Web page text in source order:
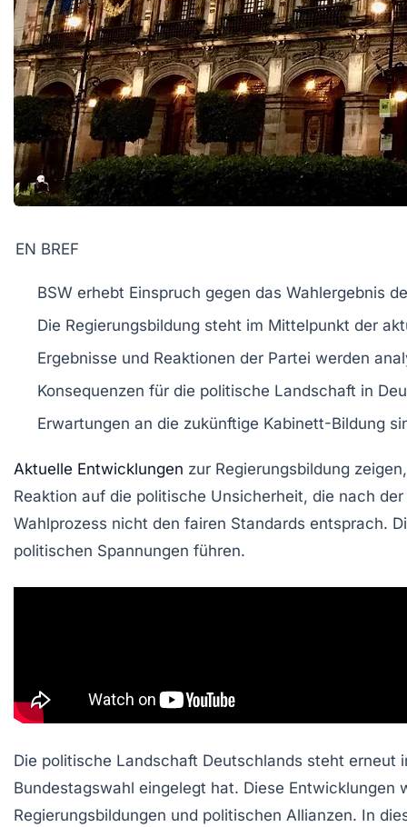
EN BREF
BSW erhebt Einspruch gegen das Wahlergebnis
Die Regierungsbildung steht im Mittelpunkt der
Ergebnisse und Reaktionen der Partei werden
Konsequenzen für die politische Landschaft in
Erwartungen an die zukünftige Kabinett-Bildung
Aktuelle Entwicklungen zur Regierungsbildung
Reaktion auf die politische Unsicherheit, die nach
Wahlprozess nicht den fairen Standards entsprach.
politischen Spannungen führen.
Die politische Landschaft Deutschlands steht erneut
Bundestagswahl eingelegt hat. Diese
Regierungsbildungen und politischen Allianzen. In